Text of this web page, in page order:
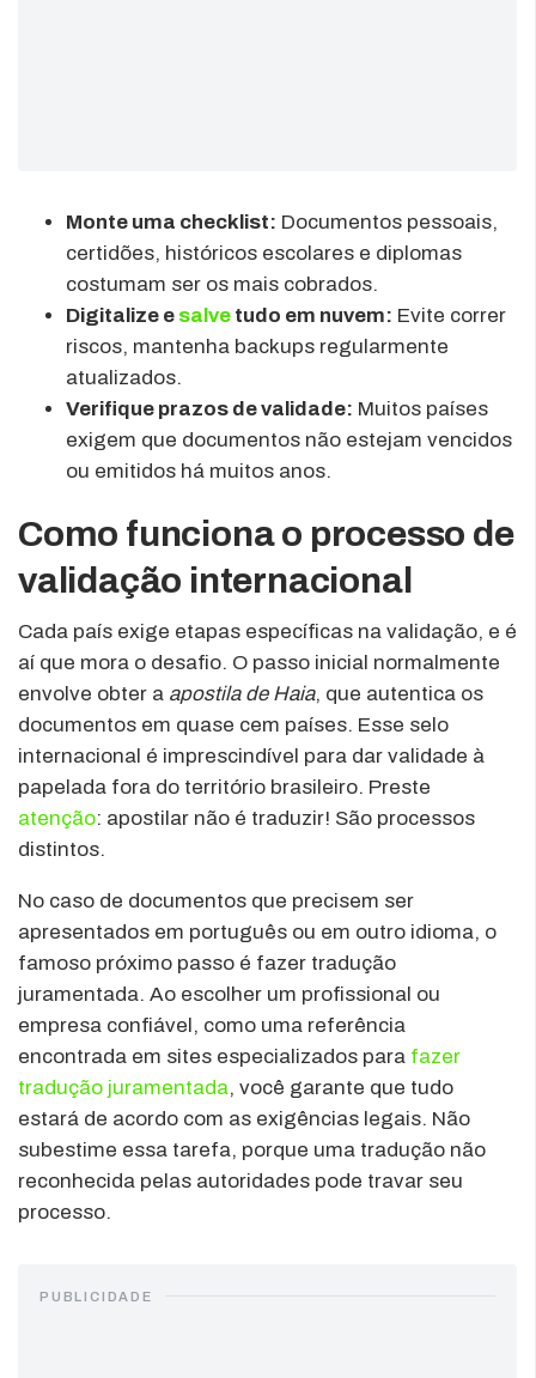
Monte uma checklist: Documentos pessoais,
certidões, históricos escolares e diplomas
costumam ser os mais cobrados.
Digitalize e salve tudo em nuvem: Evite correr
riscos, mantenha backups regularmente
atualizados.
Verifique prazos de validade: Muitos países
exigem que documentos não estejam vencidos
ou emitidos há muitos anos.
Como funciona o processo de
validação internacional
Cada país exige etapas específicas na validação, e é
aí que mora o desafio. O passo inicial normalmente
envolve obter a apostila de Haia, que autentica os
documentos em quase cem países. Esse selo
internacional é imprescindível para dar validade à
papelada fora do território brasileiro. Preste
atenção: apostilar não é traduzir! São processos
distintos.
No caso de documentos que precisem ser
apresentados em português ou em outro idioma, o
famoso próximo passo é fazer tradução
juramentada. Ao escolher um profissional ou
empresa confiável, como uma referência
encontrada em sites especializados para fazer
tradução juramentada, você garante que tudo
estará de acordo com as exigências legais. Não
subestime essa tarefa, porque uma tradução não
reconhecida pelas autoridades pode travar seu
processo.
PUBLICIDADE